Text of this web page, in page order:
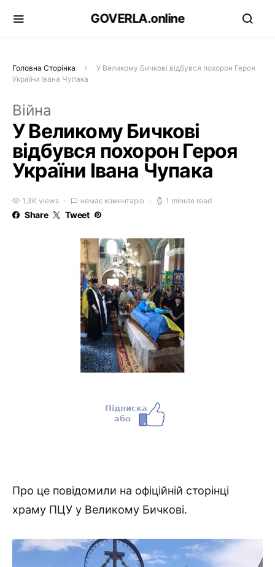
GOVERLA.online
Головна Сторінка
У Великому Бичкові відбувся похорон Героя
України Івана Чупака
Війна
У Великому Бичкові
відбувся похорон Героя
України Івана Чупака
1,3K views немає коментарів 1 minute read
Share Tweet
Про це повідомили на офіційній сторінці
храму ПЦУ у Великому Бичкові.